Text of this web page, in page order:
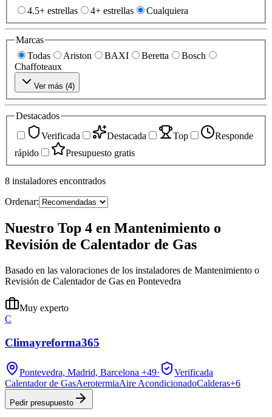
4.5+ estrellas
4+ estrellas Cualquiera
Marcas
Todas
Ariston BAXI Beretta
Bosch
Chaffoteaux
Ver más (4)
Destacados
Verificada
Destacada Top
Responde
rápido
Presupuesto gratis
8 instaladores encontrados
Ordenar:
Nuestro Top 4 en Mantenimiento o
Revisión de Calentador de Gas
Basado en las valoraciones de los instaladores de Mantenimiento o
Revisión de Calentador de Gas en Pontevedra
Muy experto
C
Climayreforma365
Pontevedra, Madrid, Barcelona +49·
Verificada
Calentador de GasAerotermiaAire AcondicionadoCalderas+6
Pedir presupuesto